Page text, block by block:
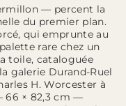
— percent la
du premier plan.
qui emprunte au
rare chez un
toile, cataloguée
galerie Durand-Ruel
H. Worcester à
66 × 82,3 cm —